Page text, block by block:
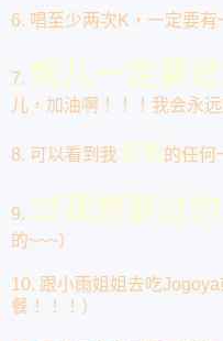
6. 唱至少两次K，一定要
7. 婉儿一定要
儿，加油啊！！！我会永远
8. 可以看到我哥哥的任何
9. 过我想要过的
的~~~）
10. 跟小雨姐姐去吃
餐！！！）